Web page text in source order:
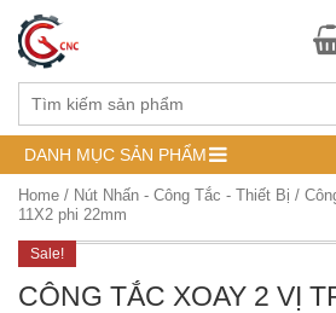
DANH MỤC SẢN PHẨM
Home / Nút Nhấn - Công Tắc - Thiết Bị /
11X2 phi 22mm
Sale!
CÔNG TẮC XOAY 2 VỊ